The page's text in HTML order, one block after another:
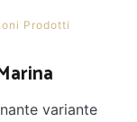
Prodotti
variante